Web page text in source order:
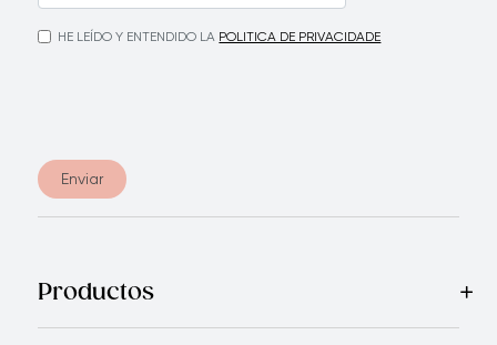
HE LEÍDO Y ENTENDIDO LA POLITICA DE PRIVACIDADE
Enviar
Productos
Mas VendidosCocinaElectrodomésticosCubiertos